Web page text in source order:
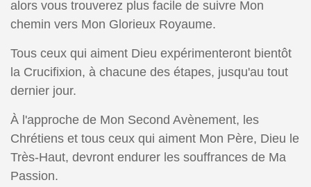
alors vous trouverez plus facile de suivre Mon
chemin vers Mon Glorieux Royaume.
Tous ceux qui aiment Dieu expérimenteront bientôt
la Crucifixion, à chacune des étapes, jusqu'au tout
dernier jour.
À l'approche de Mon Second Avènement, les
Chrétiens et tous ceux qui aiment Mon Père, Dieu le
Très-Haut, devront endurer les souffrances de Ma
Passion.